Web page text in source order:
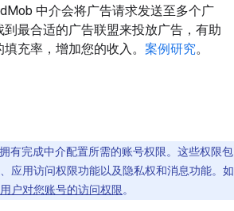
中介会将广告请求发送至多个广
最合适的广告联盟来投放广告，有助
充率，增加您的收入。 案例研究。
有完成中介配置所需的账号权限。这些权限包
应用访问权限功能以及隐私权和消息功能。如
户对您账号的访问权限。